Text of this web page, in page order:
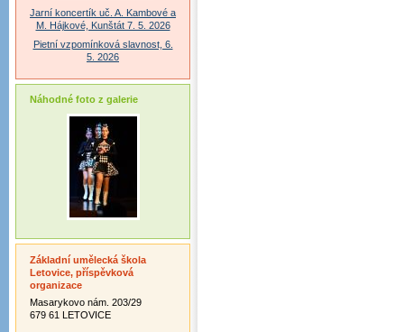
Jarní koncertík uč. A. Kambové a
M. Hájkové, Kunštát 7. 5. 2026
Pietní vzpomínková slavnost, 6.
5. 2026
Náhodné foto z galerie
Základní umělecká škola
Letovice, příspěvková
organizace
Masarykovo nám. 203/29
679 61 LETOVICE